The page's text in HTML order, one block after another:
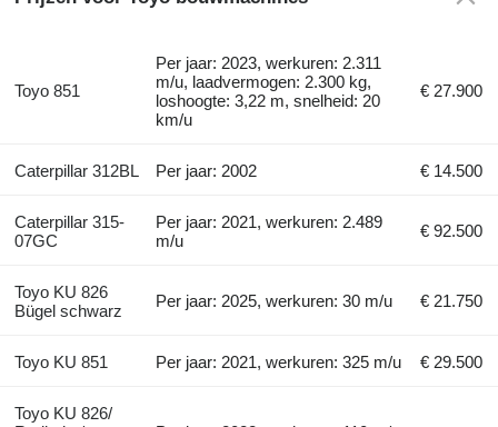
Toyo 851
Per jaar: 2023, werkuren: 2.311
m/u, laadvermogen: 2.300 kg,
loshoogte: 3,22 m, snelheid: 20
km/u
€ 27.900
Caterpillar 312BL Per jaar: 2002 € 14.500
Caterpillar 315-
07GC
Per jaar: 2021, werkuren: 2.489
m/u
€ 92.500
Toyo KU 826
Bügel schwarz
Per jaar: 2025, werkuren: 30 m/u € 21.750
Toyo KU 851 Per jaar: 2021, werkuren: 325 m/u € 29.500
Toyo KU 826/